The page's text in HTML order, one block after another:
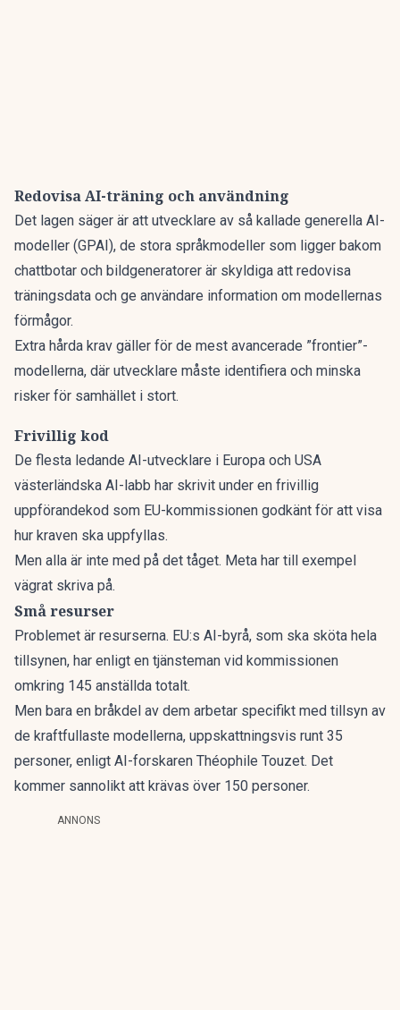
Redovisa AI-träning och användning
Det lagen säger är att utvecklare av så kallade generella AI-
modeller (GPAI), de stora språkmodeller som ligger bakom
chattbotar och bildgeneratorer är skyldiga att redovisa
träningsdata och ge användare information om modellernas
förmågor.
Extra hårda krav gäller för de mest avancerade ”frontier”-
modellerna, där utvecklare måste identifiera och minska
risker för samhället i stort.
Frivillig kod
De flesta ledande AI-utvecklare i Europa och USA
västerländska AI-labb har skrivit under en frivillig
uppförandekod som EU-kommissionen godkänt för att visa
hur kraven ska uppfyllas.
Men alla är inte med på det tåget. Meta har till exempel
vägrat skriva på.
Små resurser
Problemet är resurserna. EU:s AI-byrå, som ska sköta hela
tillsynen, har enligt en tjänsteman vid kommissionen
omkring 145 anställda totalt.
Men bara en bråkdel av dem arbetar specifikt med tillsyn av
de kraftfullaste modellerna, uppskattningsvis runt 35
personer, enligt AI-forskaren Théophile Touzet. Det
kommer sannolikt att krävas över 150 personer.
ANNONS